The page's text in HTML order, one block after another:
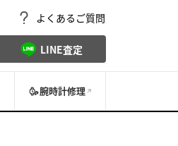
よくあるご質問
LINE査定
腕時計修理